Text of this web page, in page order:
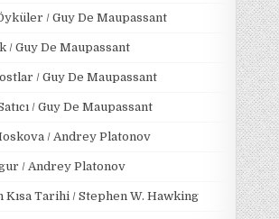
/ Guy De Maupassant
/ Guy De Maupassant
/ Guy De Maupassant
/ Guy De Maupassant
/ Andrey Platonov
/ Andrey Platonov
Kısa Tarihi / Stephen W. Hawking